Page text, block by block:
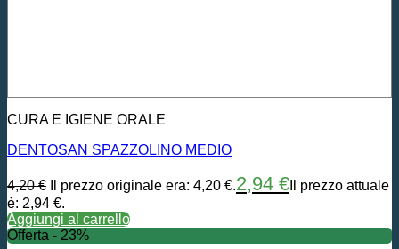
CURA E IGIENE ORALE
DENTOSAN SPAZZOLINO MEDIO
4,20€ Il prezzo originale era: 4,20 €.2,94 € Il prezzo attuale
è: 2,94 €.
Aggiungi al carrello
Offerta - 23%